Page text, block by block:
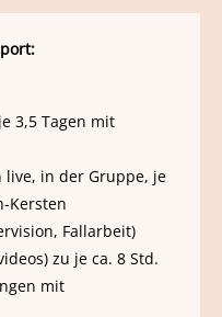
3,5 Tagen mit
in der Gruppe, je
Kersten
Fallarbeit)
zu je ca. 8 Std.
mit